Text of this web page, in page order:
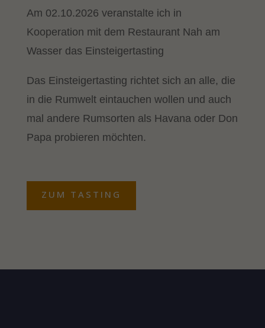
Am 02.10.2026 veranstalte ich in
Kooperation mit dem Restaurant Nah am
Wasser das Einsteigertasting
Das Einsteigertasting richtet sich an alle, die
in die Rumwelt eintauchen wollen und auch
mal andere Rumsorten als Havana oder Don
Papa probieren möchten.
ZUM TASTING
Statistiken (2)
Statistik Cookies erfassen Informationen anonym. Diese
Informationen helfen uns zu verstehen, wie unsere Besucher unsere
Cookie-Informationen anzeigen
verwendet, um personalisierte Werbung anzuzeigen. Sie tun dies,
Externe Medien (7)
Inhalte von Videoplattformen und Social-Media-Plattformen werden